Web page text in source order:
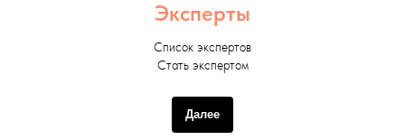
Эксперты
Список экспертов
Стать экспертом
Далее